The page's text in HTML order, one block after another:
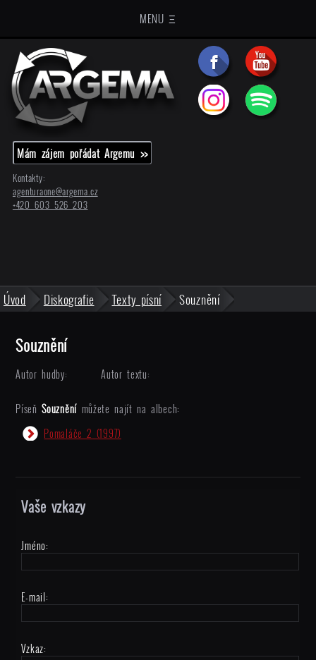
MENU Ξ
Mám zájem pořádat Argemu >>
Kontakty:
agenturaone@argema.cz
+420 603 526 203
Úvod Diskografie Texty písní Souznění
Souznění
Autor hudby: Autor textu:
PíseňSouznění můžete najít na albech:
Pomaláče 2 (1997)
Vaše vzkazy
Jméno:
E-mail:
Vzkaz: